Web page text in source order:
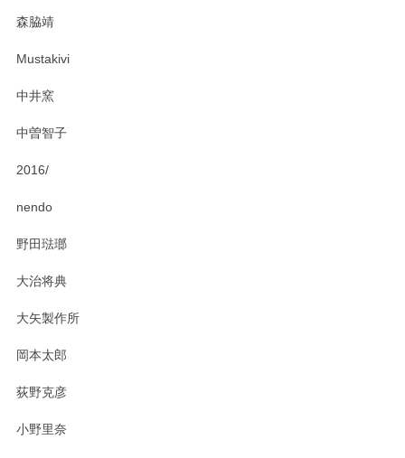
森脇靖
Mustakivi
中井窯
中曽智子
2016/
nendo
野田琺瑯
大治将典
大矢製作所
岡本太郎
荻野克彦
小野里奈